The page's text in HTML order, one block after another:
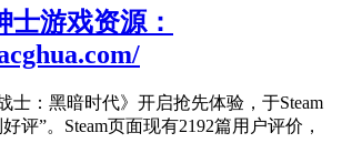
游戏资源：
士：黑暗时代》开启抢先体验，于Steam
评”。Steam页面现有2192篇用户评价，